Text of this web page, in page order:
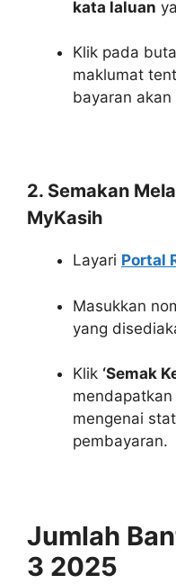
kata laluan
Klik pada
maklumat
bayaran
2. Semakan
MyKasih
Layari Portal
Masukkan
yang
Klik ‘Semak
mengenai
pembayaran.
Jumlah
3 2025